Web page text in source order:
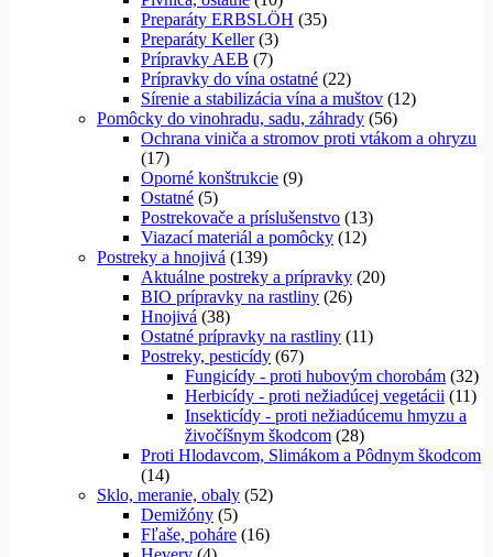
Preparáty ERBSLÖH (35)
Preparáty Keller (3)
Prípravky AEB (7)
Prípravky do vína ostatné (22)
Sírenie a stabilizácia vína a muštov (12)
Pomôcky do vinohradu, sadu, záhrady (56)
Ochrana viniča a stromov proti vtákom a ohryzu
(17)
Oporné konštrukcie (9)
Ostatné (5)
Postrekovače a príslušenstvo (13)
Viazací materiál a pomôcky (12)
Postreky a hnojivá (139)
Aktuálne postreky a prípravky (20)
BIO prípravky na rastliny (26)
Hnojivá (38)
Ostatné prípravky na rastliny (11)
Postreky, pesticídy (67)
Fungicídy - proti hubovým chorobám (32)
Herbicídy - proti nežiadúcej vegetácii (11)
Insekticídy - proti nežiadúcemu hmyzu a
živočíšnym škodcom (28)
Proti Hlodavcom, Slimákom a Pôdnym škodcom
(14)
Sklo, meranie, obaly (52)
Demižóny (5)
Fľaše, poháre (16)